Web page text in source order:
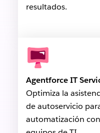
resultados.
Agentforce IT
Optimiza la
de autoservicio
automatización